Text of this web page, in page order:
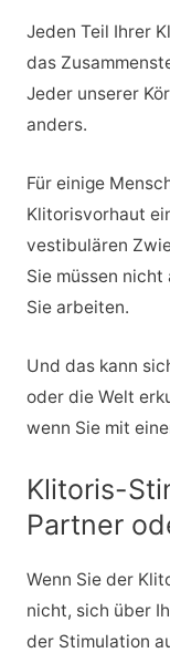
Jeden Teil Ihrer
das
Jeder unserer
anders.
Für einige
Klitorisvorhaut
vestibulären
Sie müssen
Sie arbeiten.
Und das kann
oder die Welt
wenn Sie mit
Klitoris-
Partner
Wenn Sie der
nicht, sich über
der Stimulation